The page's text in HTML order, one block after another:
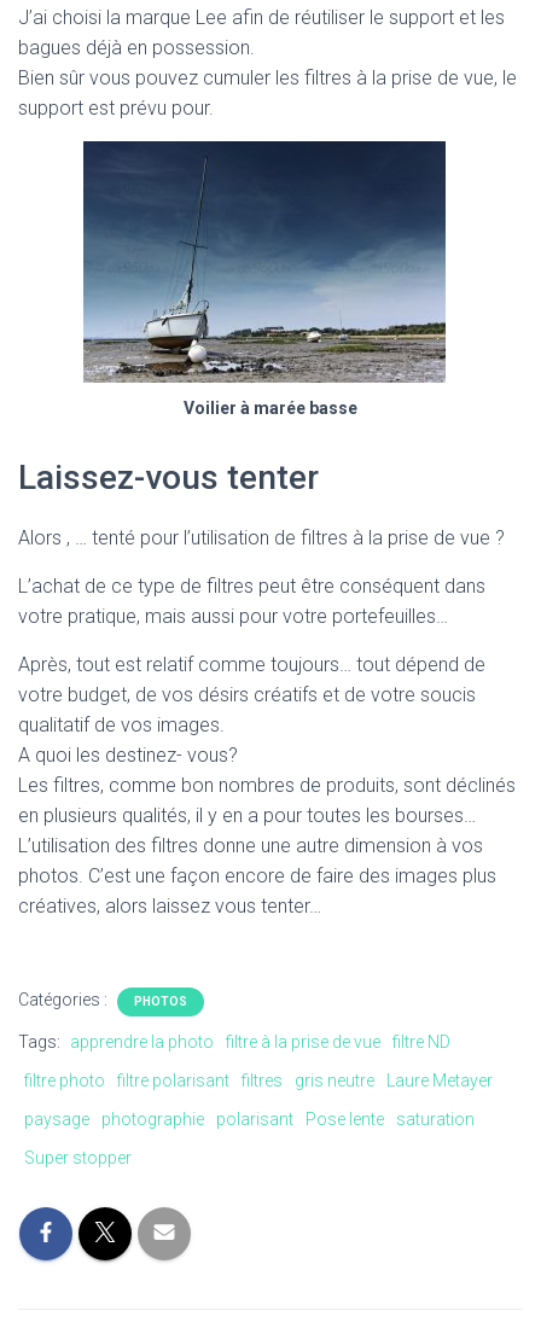
J’ai choisi la marque Lee afin de réutiliser le support et les
bagues déjà en possession.
Bien sûr vous pouvez cumuler les filtres à la prise de vue, le
support est prévu pour.
Voilier à marée basse
Laissez-vous tenter
Alors , … tenté pour l’utilisation de filtres à la prise de vue ?
L’achat de ce type de filtres peut être conséquent dans
votre pratique, mais aussi pour votre portefeuilles…
Après, tout est relatif comme toujours… tout dépend de
votre budget, de vos désirs créatifs et de votre soucis
qualitatif de vos images.
A quoi les destinez- vous?
Les filtres, comme bon nombres de produits, sont déclinés
en plusieurs qualités, il y en a pour toutes les bourses…
L’utilisation des filtres donne une autre dimension à vos
photos. C’est une façon encore de faire des images plus
créatives, alors laissez vous tenter…
Catégories : PHOTOS
Tags: apprendre la photo filtre à la prise de vue
filtre ND
filtre photo
filtre polarisant filtres gris neutre
Laure Metayer
paysage
photographie polarisant Pose lente
saturation
Super stopper